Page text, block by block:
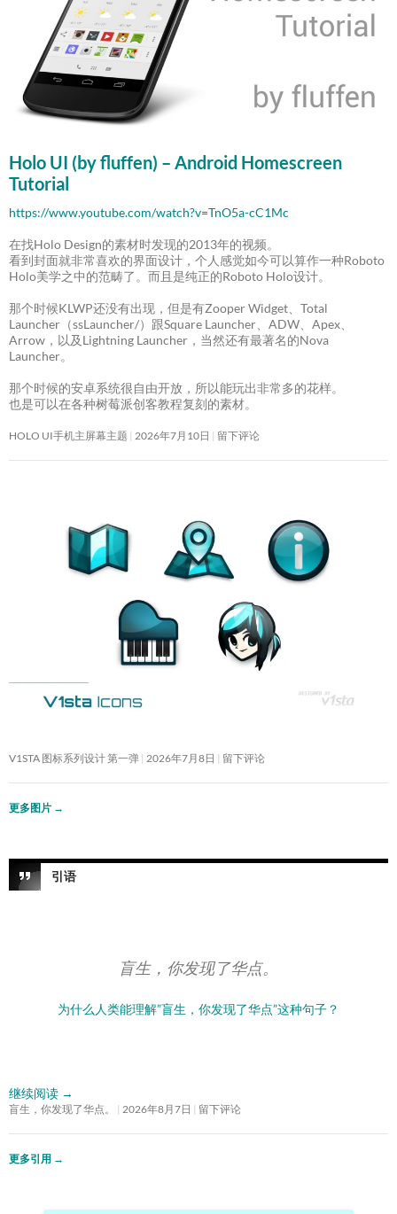
Holo UI (by fluffen) – Android Homescreen
Tutorial
https://www.youtube.com/watch?v=TnO5a-cC1Mc
在找Holo Design的素材时发现的2013年的视频。
看到封面就非常喜欢的界面设计，个人感觉如今可以算作一种Roboto
Holo美学之中的范畴了。而且是纯正的Roboto Holo设计。
那个时候KLWP还没有出现，但是有Zooper Widget、Total
Launcher（ssLauncher/）跟Square Launcher、ADW、Apex、
Arrow，以及Lightning Launcher，当然还有最著名的Nova
Launcher。
那个时候的安卓系统很自由开放，所以能玩出非常多的花样。
也是可以在各种树莓派创客教程复刻的素材。
HOLO UI手机主屏幕主题 2026年7月10日 留下评论
V1STA 图标系列设计 第一弹 2026年7月8日 留下评论
更多图片 →
引语
盲生，你发现了华点。
为什么人类能理解”盲生，你发现了华点”这种句子？
继续阅读 →
盲生，你发现了华点。 2026年8月7日 留下评论
更多引用 →